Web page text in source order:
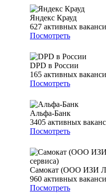
Яндекс Крауд
627 активных
Посмотреть
DPD в России
165 активных
Посмотреть
Альфа-Банк
3405 активных
Посмотреть
Самокат (ООО ИЗИ
960 активных
Посмотреть